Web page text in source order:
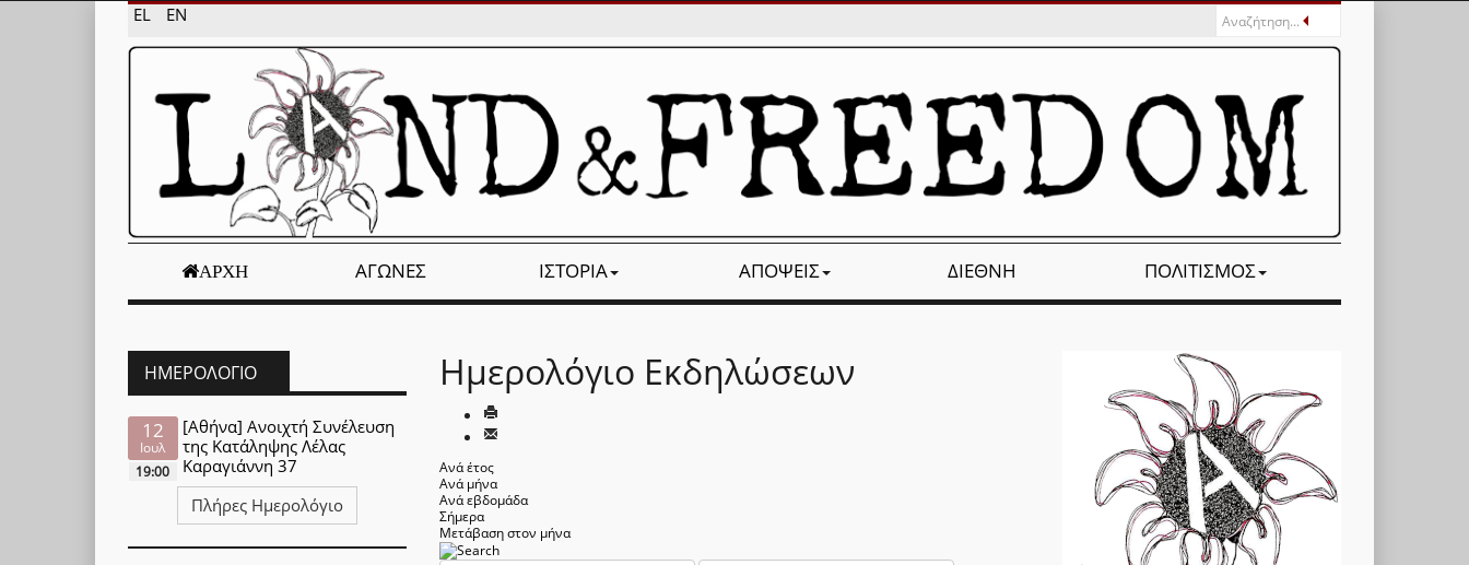
EL EN
ΑΡΧΉ ΑΓΏΝΕΣ ΙΣΤΟΡΊΑ ΑΠΌΨΕΙΣ ΔΙΕΘΝΉ ΠΟΛΙΤΙΣΜΌΣ
Ημερολόγιο Εκδηλώσεων
Ανά έτος
Ανά μήνα
Ανά εβδομάδα
Σήμερα
Μετάβαση στον μήνα
ΗΜΕΡΟΛΌΓΙΟ
12
Ιουλ
19:00
[Αθήνα] Ανοιχτή Συνέλευση
της Κατάληψης Λέλας
Καραγιάννη 37
Πλήρες Ημερολόγιο